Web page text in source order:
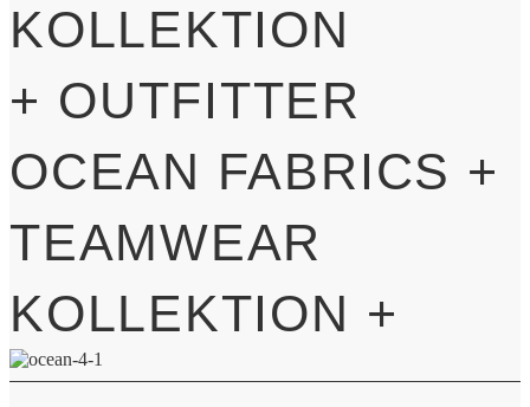
KOLLEKTION
+ OUTFITTER
OCEAN FABRICS +
TEAMWEAR
KOLLEKTION +